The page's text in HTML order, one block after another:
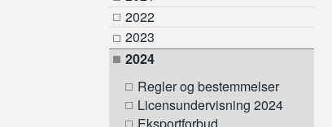
2022
2023
2024
Regler og bestemmelser
Licensundervisning 2024